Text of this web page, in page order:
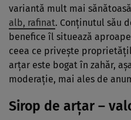
variantă mult mai
alb, rafinat. Conţinutul său
benefice îl situează
ceea ce priveşte
arţar este bogat în zahăr,
moderaţie, mai ales de
Sirop de arţar –